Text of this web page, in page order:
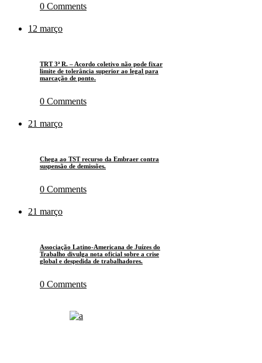
0 Comments
12 março
TRT 3ª R. – Acordo coletivo não pode fixar
limite de tolerância superior ao legal para
marcação de ponto.
0 Comments
21 março
Chega ao TST recurso da Embraer contra
suspensão de demissões.
0 Comments
21 março
Associação Latino-Americana de Juízes do
Trabalho divulga nota oficial sobre a crise
global e despedida de trabalhadores.
0 Comments